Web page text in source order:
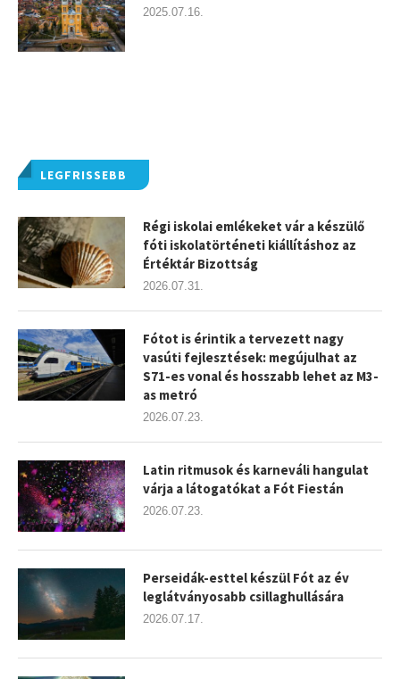
LEGFRISSEBB
Régi iskolai emlékeket vár a készülő
fóti iskolatörténeti kiállításhoz az
Értéktár Bizottság
2026.07.31.
Fótot is érintik a tervezett nagy
vasúti fejlesztések: megújulhat az
S71-es vonal és hosszabb lehet az M3-
as metró
2026.07.23.
Latin ritmusok és karneváli hangulat
várja a látogatókat a Fót Fiestán
2026.07.23.
Perseidák-esttel készül Fót az év
leglátványosabb csillaghullására
2026.07.17.
2025.07.16.